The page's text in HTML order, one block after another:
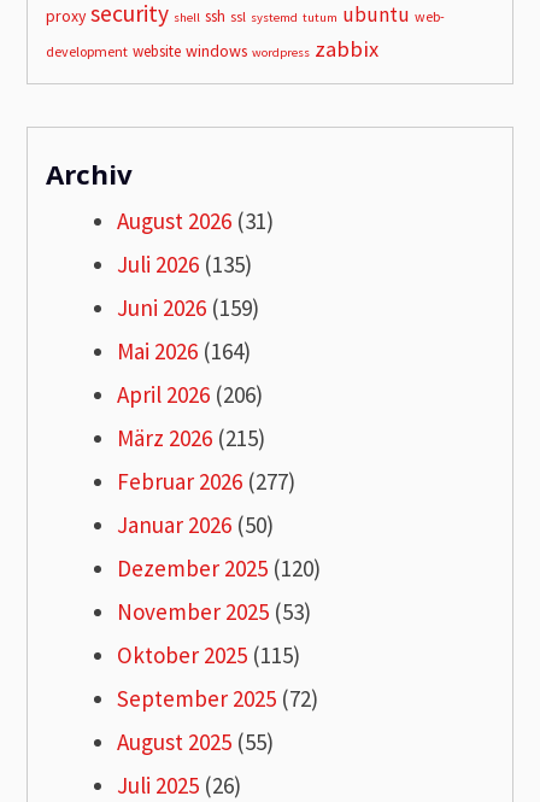
proxy security shell ssh ssl systemd tutum ubuntu web-
development website windows wordpress zabbix
Archiv
August 2026 (31)
Juli 2026 (135)
Juni 2026 (159)
Mai 2026 (164)
April 2026 (206)
März 2026 (215)
Februar 2026 (277)
Januar 2026 (50)
Dezember 2025 (120)
November 2025 (53)
Oktober 2025 (115)
September 2025 (72)
August 2025 (55)
Juli 2025 (26)